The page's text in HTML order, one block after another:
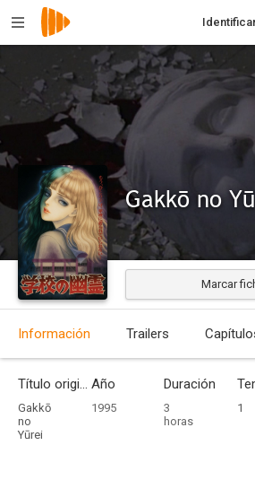
Gakkō no
Marcar
Información Trailers
Título original
Gakkō
no
Yūrei
Año
1995
Duración
3
horas
1